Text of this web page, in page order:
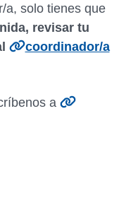
a, solo tienes que
revisar tu
coordinador/a
a